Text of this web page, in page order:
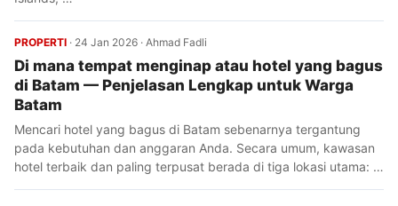
PROPERTI · 24 Jan 2026 · Ahmad Fadli
Di mana tempat menginap atau hotel yang bagus
di Batam — Penjelasan Lengkap untuk Warga
Batam
Mencari hotel yang bagus di Batam sebenarnya tergantung
pada kebutuhan dan anggaran Anda. Secara umum, kawasan
hotel terbaik dan paling terpusat berada di tiga lokasi utama: …